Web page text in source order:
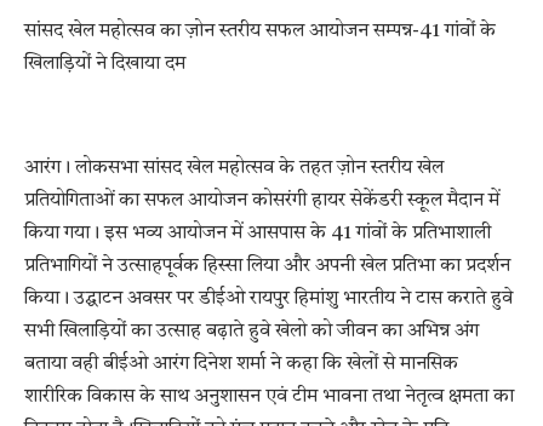
सांसद खेल महोत्सव का ज़ोन स्तरीय सफल आयोजन सम्पन्न-41 गांवों के
खिलाड़ियों ने दिखाया दम
आरंग। लोकसभा सांसद खेल महोत्सव के तहत ज़ोन स्तरीय खेल
प्रतियोगिताओं का सफल आयोजन कोसरंगी हायर सेकेंडरी स्कूल मैदान में
किया गया। इस भव्य आयोजन में आसपास के 41 गांवों के प्रतिभाशाली
प्रतिभागियों ने उत्साहपूर्वक हिस्सा लिया और अपनी खेल प्रतिभा का प्रदर्शन
किया। उद्घाटन अवसर पर डीईओ रायपुर हिमांशु भारतीय ने टास कराते हुवे
सभी खिलाड़ियों का उत्साह बढ़ाते हुवे खेलो को जीवन का अभिन्न अंग
बताया वही बीईओ आरंग दिनेश शर्मा ने कहा कि खेलों से मानसिक
शारीरिक विकास के साथ अनुशासन एवं टीम भावना तथा नेतृत्व क्षमता का